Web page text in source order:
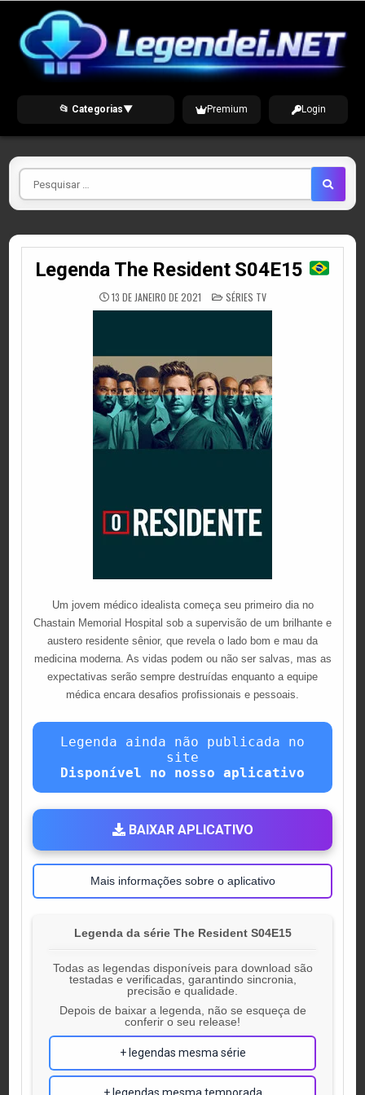
content
📂 Categorias▼ Premium Login
Pesquisar
por
Legenda The Resident S04E15
13 DE JANEIRO DE 2021 POSTED
IN
SÉRIES TV
Um jovem médico idealista começa seu primeiro dia no
Chastain Memorial Hospital sob a supervisão de um brilhante e
austero residente sênior, que revela o lado bom e mau da
medicina moderna. As vidas podem ou não ser salvas, mas as
expectativas serão sempre destruídas enquanto a equipe
médica encara desafios profissionais e pessoais.
Legenda ainda não publicada no
site
Disponível no nosso aplicativo
BAIXAR APLICATIVO
Mais informações sobre o aplicativo
Legenda da série The Resident S04E15
Todas as legendas disponíveis para download são
testadas e verificadas, garantindo sincronia,
precisão e qualidade.
Depois de baixar a legenda, não se esqueça de
conferir o seu release!
+ legendas mesma série
+ legendas mesma temporada